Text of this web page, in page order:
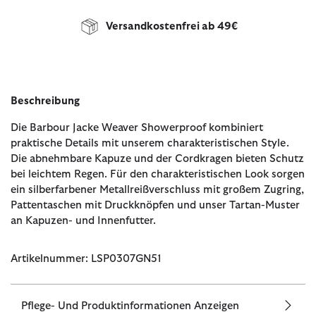
Versandkostenfrei ab 49€
Beschreibung
Die Barbour Jacke Weaver Showerproof kombiniert
praktische Details mit unserem charakteristischen Style.
Die abnehmbare Kapuze und der Cordkragen bieten Schutz
bei leichtem Regen. Für den charakteristischen Look sorgen
ein silberfarbener Metallreißverschluss mit großem Zugring,
Pattentaschen mit Druckknöpfen und unser Tartan-Muster
an Kapuzen- und Innenfutter.
Artikelnummer: LSP0307GN51
Pflege- Und Produktinformationen Anzeigen